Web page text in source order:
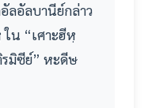
ลอัลบานีย์กล่าว
น “เศาะฮีหฺ
มิซีย์” หะดีษ